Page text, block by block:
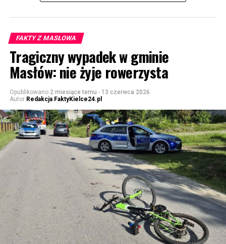
FAKTY Z MASŁOWA
Tragiczny wypadek w gminie
Masłów: nie żyje rowerzysta
Opublikowano 2 miesiące temu - 13 czerwca 2026
Autor Redakcja FaktyKielce24.pl